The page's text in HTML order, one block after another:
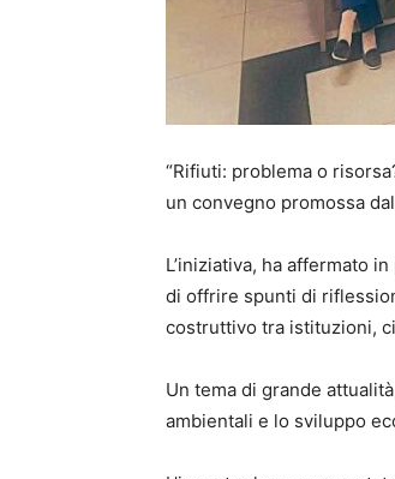
“Rifiuti: problema o
un convegno promossa
L’iniziativa, ha affermato
di offrire spunti di
costruttivo tra istituzioni,
Un tema di grande
ambientali e lo sviluppo